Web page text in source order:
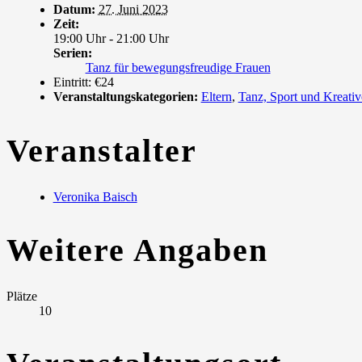
Datum: 27. Juni 2023
Zeit:
19:00 Uhr - 21:00 Uhr
Serien:
Tanz für bewegungsfreudige Frauen
Eintritt: €24
Veranstaltungskategorien: Eltern, Tanz, Sport und
Veranstalter
Veronika Baisch
Weitere Angaben
Plätze
10